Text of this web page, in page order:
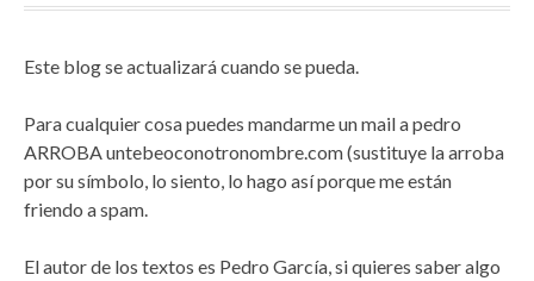
Este blog se actualizará cuando se pueda.
Para cualquier cosa puedes mandarme un mail a pedro
ARROBA untebeoconotronombre.com (sustituye la arroba
por su símbolo, lo siento, lo hago así porque me están
friendo a spam.
El autor de los textos es Pedro García, si quieres saber algo